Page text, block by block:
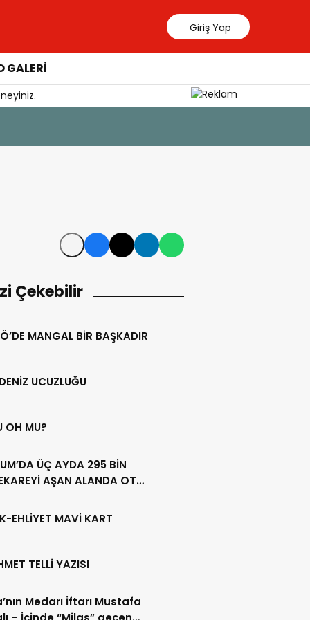
Giriş Yap
GALERİ
Çekebilir
MANGAL BİR BAŞKADIR
UCUZLUĞU
OH MU?
ÜÇ AYDA 295 BİN
AŞAN ALANDA OT
EHLİYET MAVİ KART
TELLİ YAZISI
Medarı İftarı Mustafa